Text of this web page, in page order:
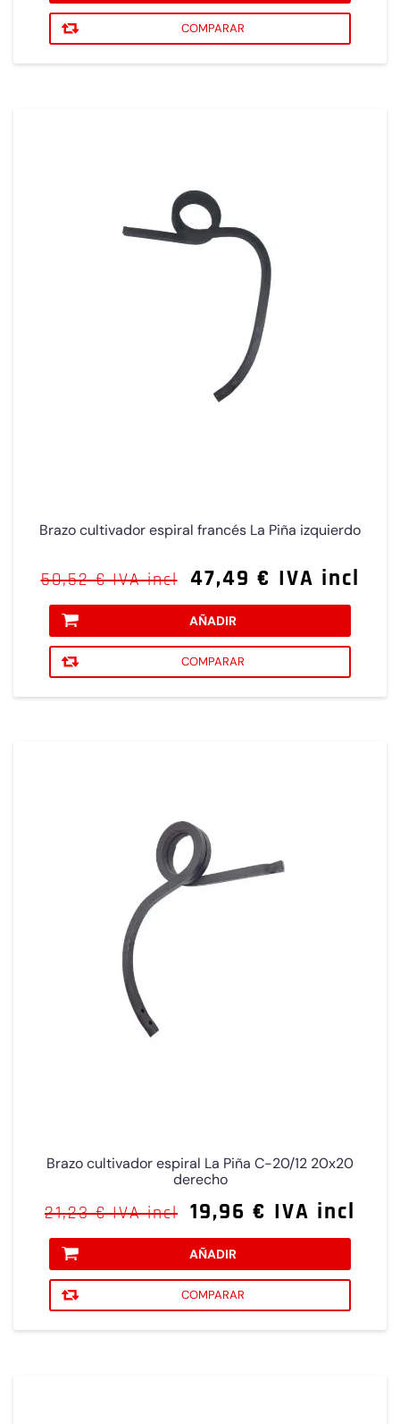
COMPARAR
Brazo cultivador espiral francés La Piña izquierdo
50,52 € IVA incl 47,49 € IVA incl
AÑADIR
COMPARAR
Brazo cultivador espiral La Piña C-20/12 20x20
derecho
21,23 € IVA incl 19,96 € IVA incl
AÑADIR
COMPARAR